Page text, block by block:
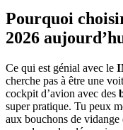
Pourquoi
2026
Ce qui est génial avec le
cherche pas à être une
cockpit d’avion avec des
super pratique. Tu peux
aux bouchons de vidange